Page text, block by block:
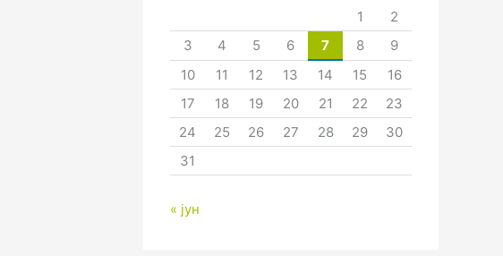
1
2
3
4 5 6 7 8
9
10
11 12 13 14 15
16
17
18 19 20 21 22
23
24
25 26 27 28 29
30
31
« јун